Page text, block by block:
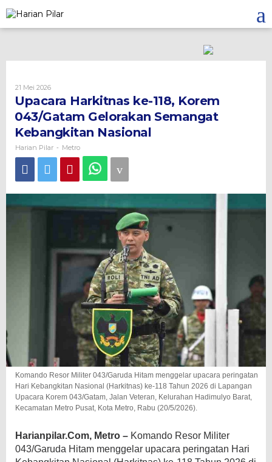
to
content
21 Mei 2026Oleh
Harian
Pilar
Upacara Harkitnas ke-118, Korem
043/Gatam Gelorakan Semangat
Kebangkitan Nasional
Harian Pilar - Metro
Komando Resor Militer 043/Garuda Hitam menggelar upacara peringatan
Hari Kebangkitan Nasional (Harkitnas) ke-118 Tahun 2026 di Lapangan
Upacara Korem 043/Gatam, Jalan Veteran, Kelurahan Hadimulyo Barat,
Kecamatan Metro Pusat, Kota Metro, Rabu (20/5/2026).
Harianpilar.Com, Metro – Komando Resor Militer
043/Garuda Hitam menggelar upacara peringatan Hari